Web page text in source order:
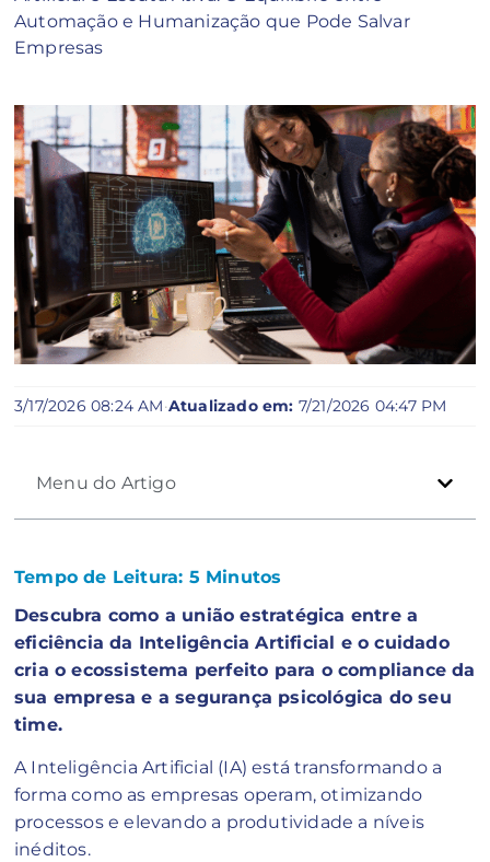
Automação e Humanização que Pode Salvar
Empresas
3/17/2026 08:24 AM·Atualizado em: 7/21/2026 04:47 PM
Menu do Artigo
Tempo de Leitura: 5 Minutos
Descubra como a união estratégica entre a
eficiência da Inteligência Artificial e o cuidado
cria o ecossistema perfeito para o compliance da
sua empresa e a segurança psicológica do seu
time.
A Inteligência Artificial (IA) está transformando a
forma como as empresas operam, otimizando
processos e elevando a produtividade a níveis
inéditos.